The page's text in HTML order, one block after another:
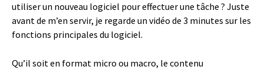
utiliser un nouveau logiciel pour effectuer une tâche ? Juste
avant de m’en servir, je regarde un vidéo de 3 minutes sur les
fonctions principales du logiciel.
Qu’il soit en format micro ou macro, le contenu